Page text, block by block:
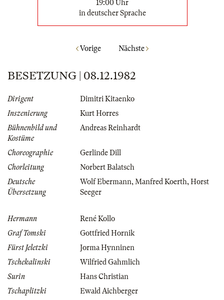
19:00 Uhr
in deutscher Sprache
Vorige Nächste
BESETZUNG | 08.12.1982
Dirigent
Dimitri Kitaenko
Inszenierung
Kurt Horres
Bühnenbild und
Kostüme
Andreas Reinhardt
Choreographie
Gerlinde Dill
Chorleitung
Norbert Balatsch
Deutsche
Übersetzung
Wolf Ebermann,Manfred Koerth,Horst
Seeger
Hermann
René Kollo
Graf Tomski
Gottfried Hornik
Fürst Jeletzki
Jorma Hynninen
Tschekalinski
Wilfried Gahmlich
Surin
Hans Christian
Tschaplitzki
Ewald Aichberger